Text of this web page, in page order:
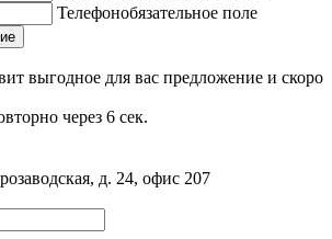
Телефонобязательное поле
выгодное для вас предложение и скоро
через 6 сек.
д. 24, офис 207